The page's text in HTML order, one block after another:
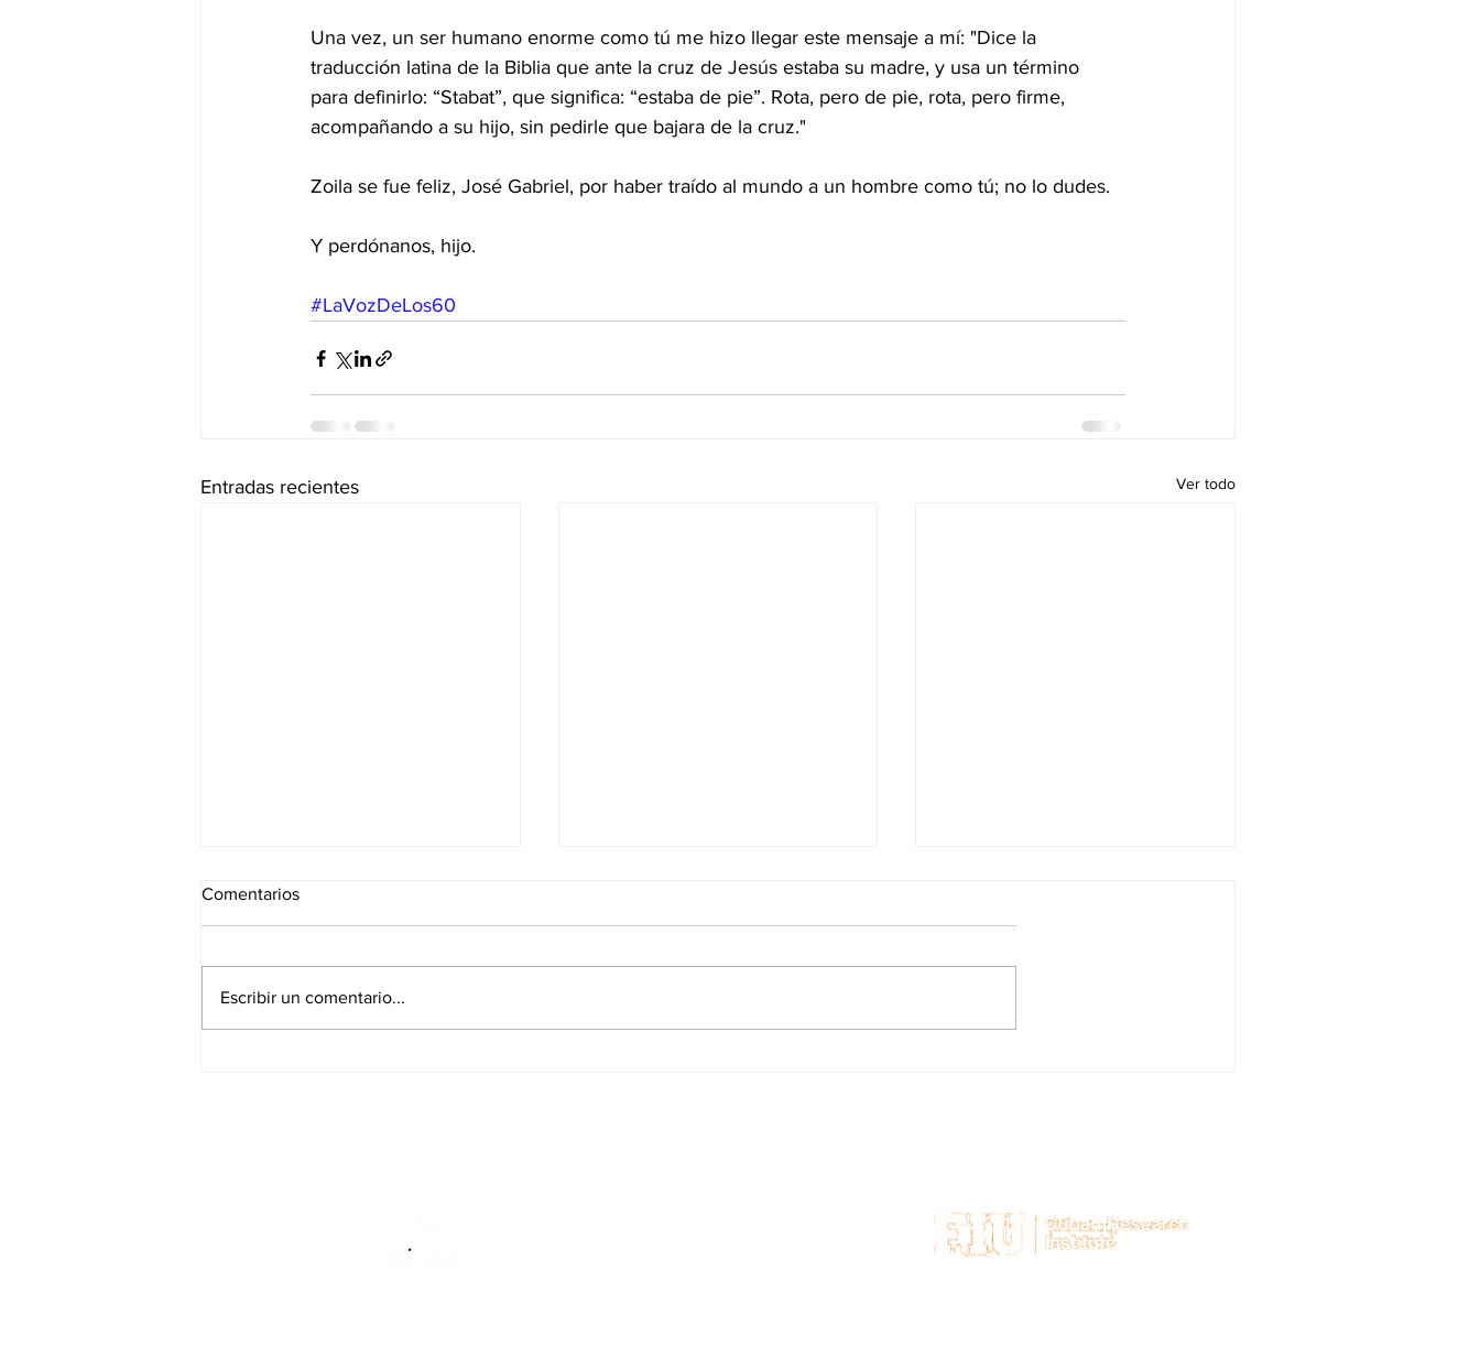
Una vez, un ser humano enorme como tú me hizo llegar este mensaje a mí: "Dice la
traducción latina de la Biblia que ante la cruz de Jesús estaba su madre, y usa un término
para definirlo: “Stabat”, que significa: “estaba de pie”. Rota, pero de pie, rota, pero firme,
acompañando a su hijo, sin pedirle que bajara de la cruz."
Zoila se fue feliz, José Gabriel, por haber traído al mundo a un hombre como tú; no lo dudes.
Y perdónanos, hijo.
#LaVozDeLos60
Entradas recientes Ver todo
Comentarios
Escribir un comentario...